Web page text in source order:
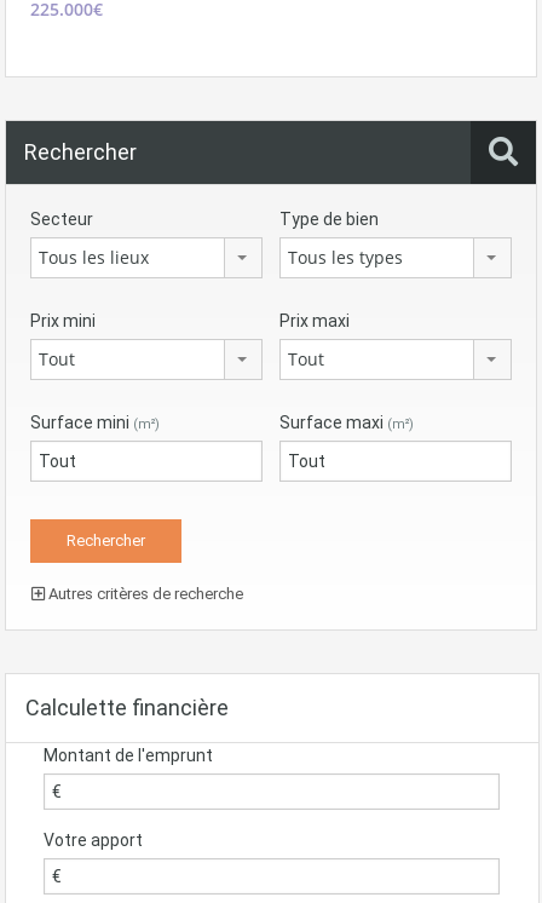
225.000€
Rechercher
Secteur
Tous les lieux
Type de bien
Tous les types
Prix mini
Tout
Prix maxi
Tout
Surface mini (m²) Surface maxi (m²)
Autres critères de recherche
Calculette financière
Montant de l'emprunt
Votre apport